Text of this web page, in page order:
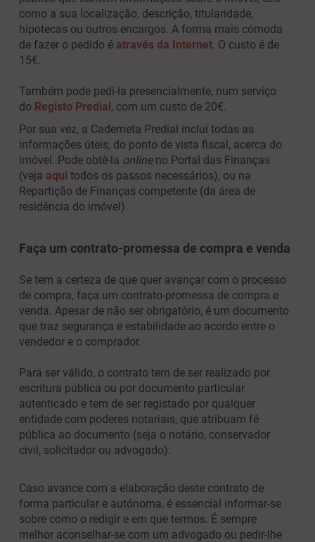
como a sua localização, descrição, titularidade,
hipotecas ou outros encargos. A forma mais cómoda
de fazer o pedido é através da Internet . O custo é de
15€.
Também pode pedi-la presencialmente, num serviço
do Registo Predial, com um custo de 20€.
Por sua vez, a Caderneta Predial inclui todas as
informações úteis, do ponto de vista fiscal, acerca do
imóvel. Pode obtê-la onlineno Portal das Finanças
(veja aqui todos os passos necessários), ou na
Repartição de Finanças competente (da área de
residência do imóvel).
Faça um contrato-promessa de compra e venda
Se tem a certeza de que quer avançar com o processo
de compra, faça um contrato-promessa de compra e
venda. Apesar de não ser obrigatório, é um documento
que traz segurança e estabilidade ao acordo entre o
vendedor e o comprador.
Para ser válido, o contrato tem de ser realizado por
escritura pública ou por documento particular
autenticado e tem de ser registado por qualquer
entidade com poderes notariais, que atribuam fé
pública ao documento (seja o notário, conservador
civil, solicitador ou advogado).
Caso avance com a elaboração deste contrato de
forma particular e autónoma, é essencial informar-se
sobre como o redigir e em que termos. É sempre
melhor aconselhar-se com um advogado ou pedir-lhe